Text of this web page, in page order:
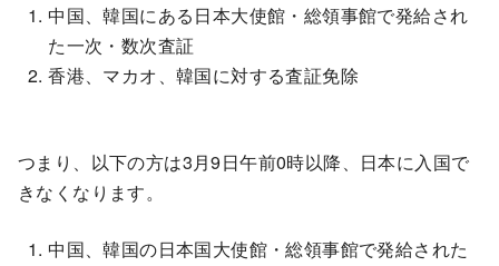
中国、韓国にある日本大使館・総領事館で発給され
た一次・数次査証
香港、マカオ、韓国に対する査証免除
つまり、以下の方は3月9日午前0時以降、日本に入国で
きなくなります。
中国、韓国の日本国大使館・総領事館で発給された